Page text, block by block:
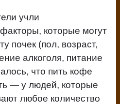
учли
которые могут
почек (пол, возраст,
алкоголя, питание
что пить кофе
— у людей, которые
любое количество